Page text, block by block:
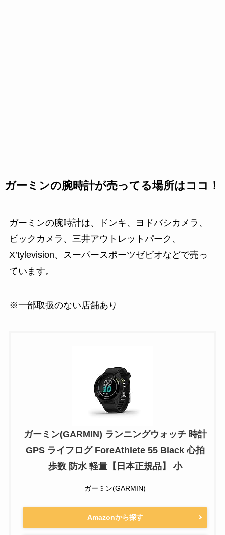
ガーミンの腕時計が売ってる場所はココ！
ガーミンの腕時計は、ドンキ、ヨドバシカメラ、
ビックカメラ、三井アウトレットパーク、
X’tylevision、スーパースポーツゼビオなどで売っ
ています。
※一部取扱のない店舗あり
ガーミン(GARMIN) ランニングウォッチ 時計
GPS ライフログ ForeAthlete 55 Black 心拍
歩数 防水 軽量【日本正規品】 小
ガーミン(GARMIN)
Amazonから探す